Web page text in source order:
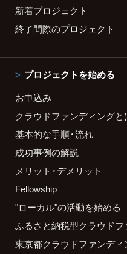
新着プロジェクト
終了間際のプロジェクト
プロジェクトを始める
お申込み
クラウドファンディングと
基本的な手順・流れ
成功事例の解説
メリット・デメリット
Fellowship
"ローカル"の活動を始める
ふるさと納税型クラウド
東京都クラウドファンデ